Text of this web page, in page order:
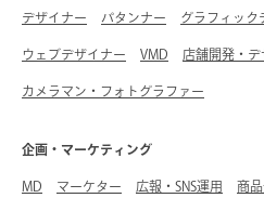
デザイナー パタンナー グラフィック
ウェブデザイナー VMD 店舗開発・デ
カメラマン・フォトグラファー
企画・マーケティング
MD マーケター 広報・SNS運用 商